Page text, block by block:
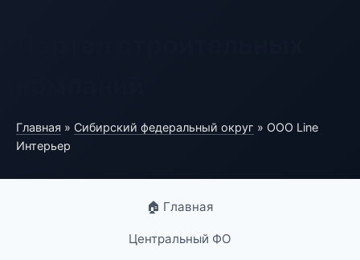
Главная » Сибирский федеральный округ » ООО Line
Интерьер
🏠 Главная
Центральный ФО